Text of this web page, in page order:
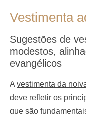
Vestimenta
Sugestões de
modestos,
evangélicos
A vestimenta da
deve refletir os
que são